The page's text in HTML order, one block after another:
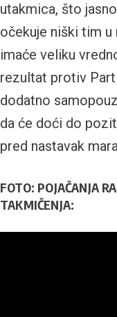
utakmica, što
očekuje niški tim u
imaće veliku
rezultat protiv
dodatno
da će doći do
pred nastavak
FOTO: POJAČANJA
TAKMIČENJA: